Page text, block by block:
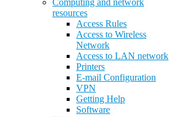
Computing and network
resources
Access Rules
Access to Wireless
Network
Access to LAN network
Printers
E-mail Configuration
VPN
Getting Help
Software